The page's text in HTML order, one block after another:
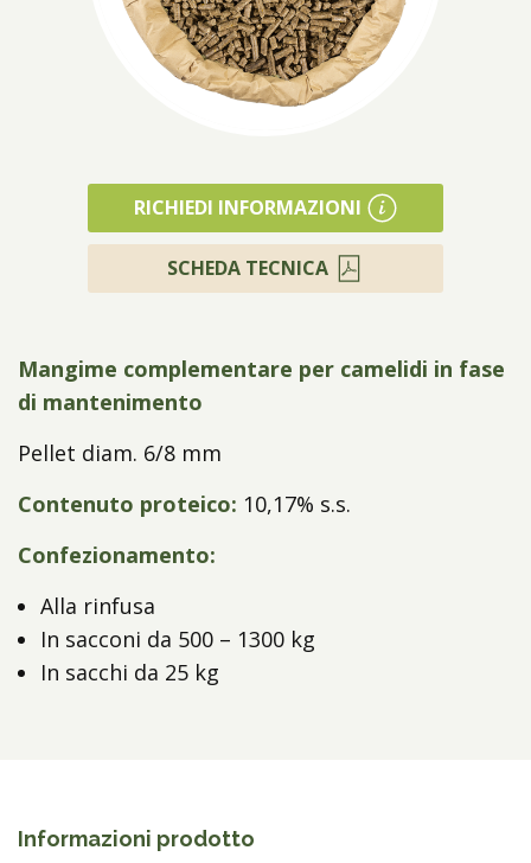
Mangime complementare per camelidi in fase
di mantenimento
Pellet diam. 6/8 mm
Contenuto proteico: 10,17% s.s.
Confezionamento:
Alla rinfusa
In sacconi da 500 – 1300 kg
In sacchi da 25 kg
RICHIEDI INFORMAZIONI
SCHEDA TECNICA
Informazioni prodotto